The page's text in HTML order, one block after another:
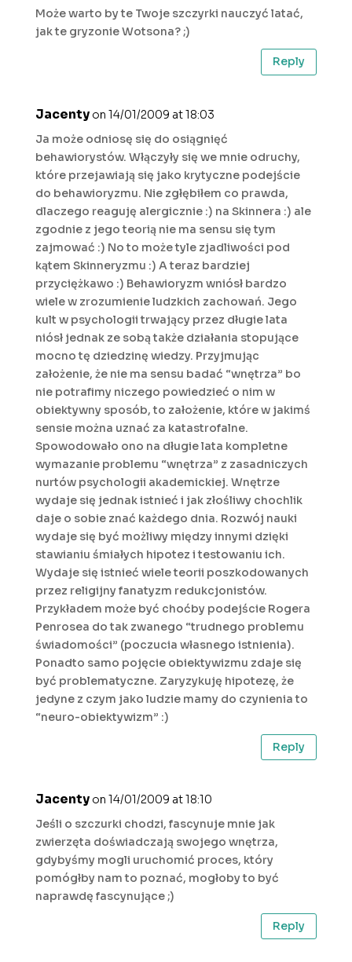
Może warto by te Twoje szczyrki nauczyć latać,
jak te gryzonie Wotsona? ;)
Reply
Jacenty on 14/01/2009 at 18:03
Ja może odniosę się do osiągnięć
behawiorystów. Włączyły się we mnie odruchy,
które przejawiają się jako krytyczne podejście
do behawioryzmu. Nie zgłębiłem co prawda,
dlaczego reaguję alergicznie :) na Skinnera :) ale
zgodnie z jego teorią nie ma sensu się tym
zajmować :) No to może tyle zjadliwości pod
kątem Skinneryzmu :) A teraz bardziej
przyciężkawo :) Behawioryzm wniósł bardzo
wiele w zrozumienie ludzkich zachowań. Jego
kult w psychologii trwający przez długie lata
niósł jednak ze sobą także działania stopujące
mocno tę dziedzinę wiedzy. Przyjmując
założenie, że nie ma sensu badać “wnętrza” bo
nie potrafimy niczego powiedzieć o nim w
obiektywny sposób, to założenie, które w jakimś
sensie można uznać za katastrofalne.
Spowodowało ono na długie lata kompletne
wymazanie problemu “wnętrza” z zasadniczych
nurtów psychologii akademickiej. Wnętrze
wydaje się jednak istnieć i jak złośliwy chochlik
daje o sobie znać każdego dnia. Rozwój nauki
wydaje się być możliwy między innymi dzięki
stawianiu śmiałych hipotez i testowaniu ich.
Wydaje się istnieć wiele teorii poszkodowanych
przez religijny fanatyzm redukcjonistów.
Przykładem może być choćby podejście Rogera
Penrosea do tak zwanego “trudnego problemu
świadomości” (poczucia własnego istnienia).
Ponadto samo pojęcie obiektywizmu zdaje się
być problematyczne. Zaryzykuję hipotezę, że
jedyne z czym jako ludzie mamy do czynienia to
“neuro-obiektywizm” :)
Reply
Jacenty on 14/01/2009 at 18:10
Jeśli o szczurki chodzi, fascynuje mnie jak
zwierzęta doświadczają swojego wnętrza,
gdybyśmy mogli uruchomić proces, który
pomógłby nam to poznać, mogłoby to być
naprawdę fascynujące ;)
Reply